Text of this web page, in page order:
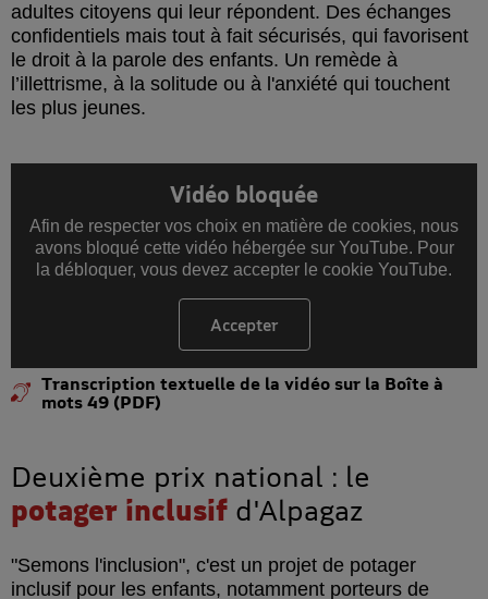
adultes citoyens qui leur répondent. Des échanges
confidentiels mais tout à fait sécurisés, qui favorisent
le droit à la parole des enfants. Un remède à
l’illettrisme, à la solitude ou à l'anxiété qui touchent
les plus jeunes.
Vidéo bloquée
Afin de respecter vos choix en matière de cookies, nous
avons bloqué cette vidéo hébergée sur YouTube. Pour
la débloquer, vous devez accepter le cookie YouTube.
Accepter
les cookies YouTube
Transcription textuelle de la vidéo sur la Boîte à
mots 49 (PDF)
Deuxième prix national : le
potager inclusif d'Alpagaz
"Semons l'inclusion", c'est un projet de potager
inclusif pour les enfants, notamment porteurs de